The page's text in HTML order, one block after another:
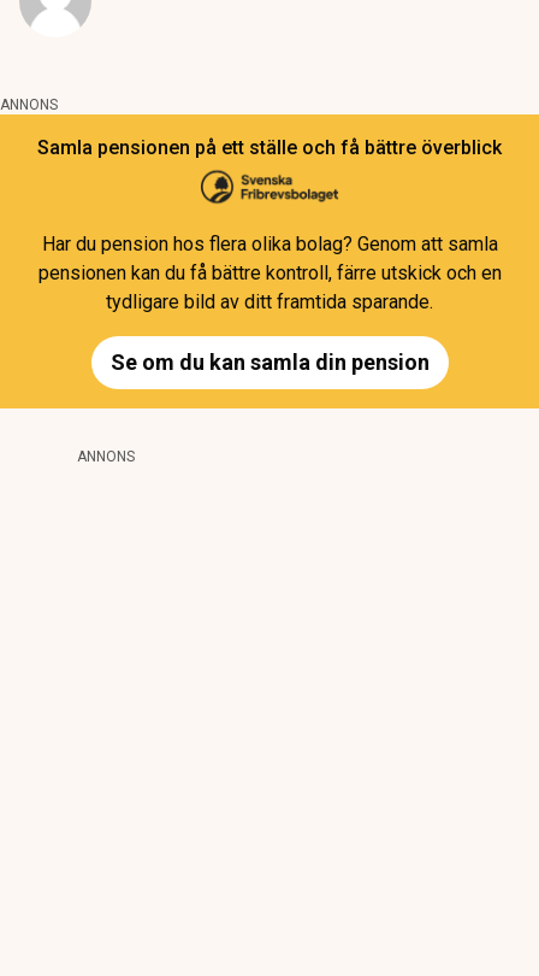
ANNONS
Samla pensionen på ett ställe och få bättre överblick
Har du pension hos flera olika bolag? Genom att samla
pensionen kan du få bättre kontroll, färre utskick och en
tydligare bild av ditt framtida sparande.
Se om du kan samla din pension
ANNONS